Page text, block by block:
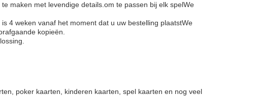
maken met levendige details.om te passen bij elk spelWe
4 weken vanaf het moment dat u uw bestelling plaatstWe
kopieën.
poker kaarten, kinderen kaarten, spel kaarten en nog veel